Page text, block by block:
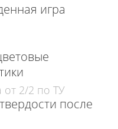
игра
от 2/2 по ТУ
после